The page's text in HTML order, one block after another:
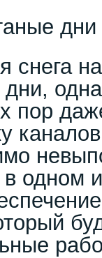
дни
снега
пор
одном